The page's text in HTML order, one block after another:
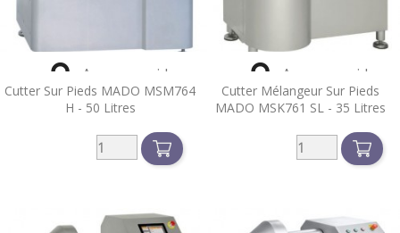
Cutter Sur Pieds MADO MSM764
H - 50 Litres
 Aperçu rapide
Cutter Mélangeur Sur Pieds
MADO MSK761 SL - 35 Litres
 Aperçu rapide